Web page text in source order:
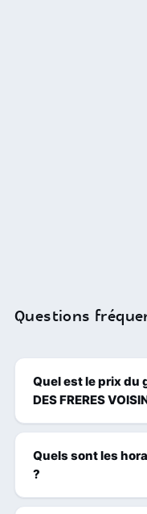
Questions
Quel est le prix du
DES FRERES
Quels sont les
?